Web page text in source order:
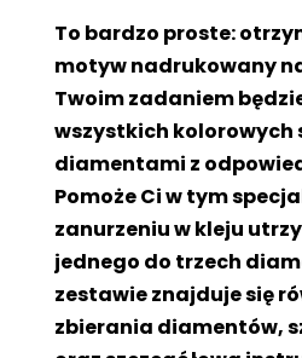
To bardzo proste:
motyw nadrukowany
Twoim zadaniem
wszystkich kolorowych
diamentami z
Pomoże Ci w tym
zanurzeniu w kleju
jednego do trzech
zestawie znajduje się
zbierania diamentów,